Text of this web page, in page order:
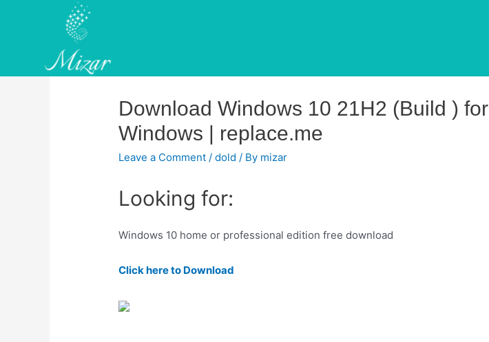
Download Windows 10 21H2 (Build ) for
Windows | replace.me
Leave a Comment /dold / By mizar
Looking for:
Windows 10 home or professional edition free download
Click here to Download